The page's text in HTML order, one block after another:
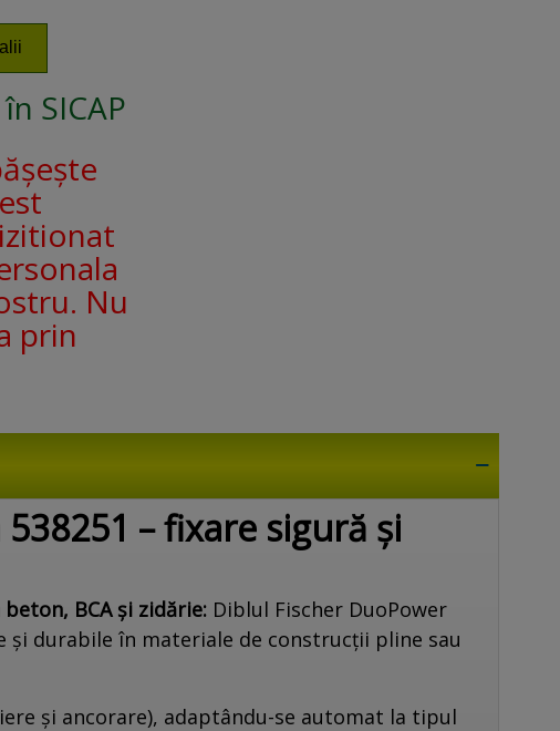
SICAP
Nu
prin
– fixare sigură și
BCA și zidărie: Diblul Fischer DuoPower
durabile în materiale de construcții pline sau
și ancorare), adaptându-se automat la tipul